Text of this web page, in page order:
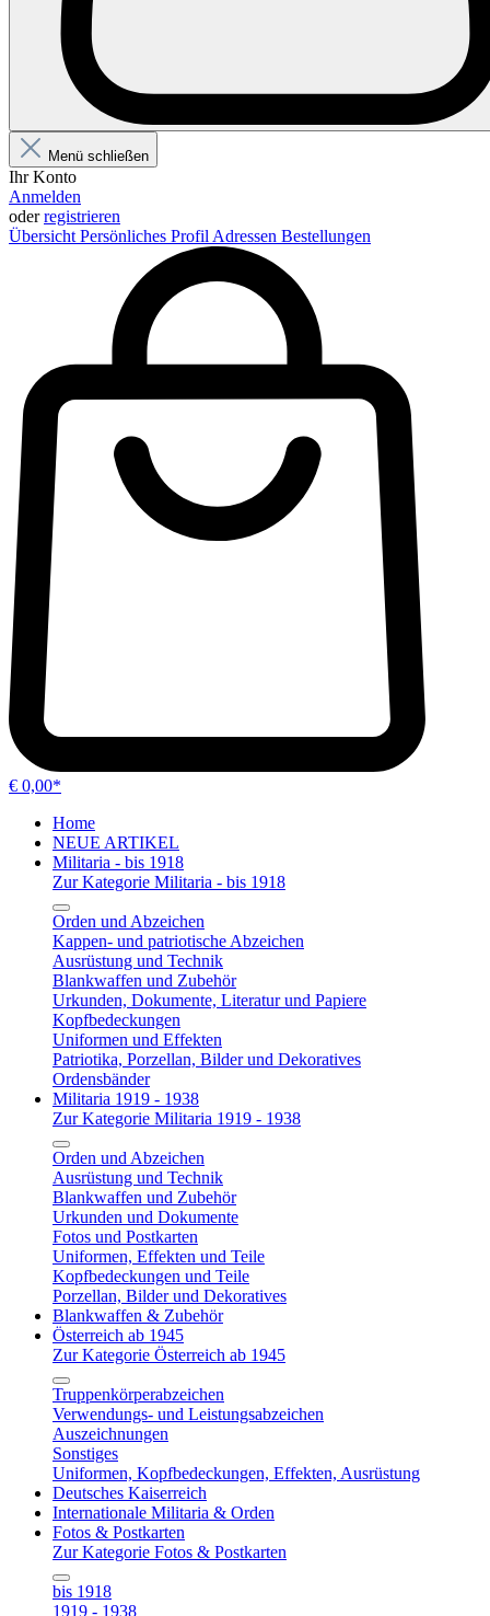
Menü schließen
Ihr Konto
Anmelden
oderregistrieren
Übersicht Persönliches Profil Adressen Bestellungen
€ 0,00*
Home
NEUE ARTIKEL
Militaria - bis 1918
Zur Kategorie Militaria - bis 1918
Orden und Abzeichen
Kappen- und patriotische Abzeichen
Ausrüstung und Technik
Blankwaffen und Zubehör
Urkunden, Dokumente, Literatur und Papiere
Kopfbedeckungen
Uniformen und Effekten
Patriotika, Porzellan, Bilder und Dekoratives
Ordensbänder
Militaria 1919 - 1938
Zur Kategorie Militaria 1919 - 1938
Orden und Abzeichen
Ausrüstung und Technik
Blankwaffen und Zubehör
Urkunden und Dokumente
Fotos und Postkarten
Uniformen, Effekten und Teile
Kopfbedeckungen und Teile
Porzellan, Bilder und Dekoratives
Blankwaffen & Zubehör
Österreich ab 1945
Zur Kategorie Österreich ab 1945
Truppenkörperabzeichen
Verwendungs- und Leistungsabzeichen
Auszeichnungen
Sonstiges
Uniformen, Kopfbedeckungen, Effekten, Ausrüstung
Deutsches Kaiserreich
Internationale Militaria & Orden
Fotos & Postkarten
Zur Kategorie Fotos & Postkarten
bis 1918
1919 - 1938